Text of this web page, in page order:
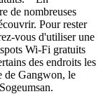
de nombreuses
Pour rester
vous d'utiliser une
Wi-Fi gratuits
des endroits les
de Gangwon, le